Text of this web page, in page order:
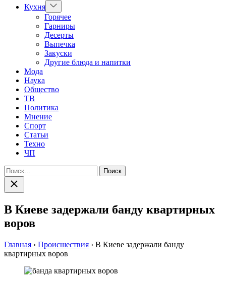
Кухня Показать
подменю
Горячее
Гарниры
Десерты
Выпечка
Закуски
Другие блюда и напитки
Мода
Наука
Общество
ТВ
Политика
Мнение
Спорт
Статьи
Техно
ЧП
Найти:
Закрыть
поиск
В Киеве задержали банду квартирных
воров
Главная › Происшествия › В Киеве задержали банду
квартирных воров